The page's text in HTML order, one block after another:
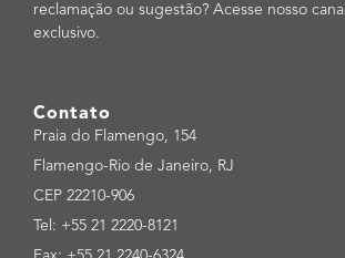
reclamação ou sugestão? Acesse nosso canal
exclusivo.
Contato
Praia do Flamengo, 154
Flamengo-Rio de Janeiro, RJ
CEP 22210-906
Tel: +55 21 2220-8121